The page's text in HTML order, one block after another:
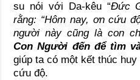
su nói với Da-kêu “Đức
rằng: “Hôm nay, ơn cứu
người này cũng là con
Con Người đến để tìm
giúp ta có một kết thúc
cứu độ.